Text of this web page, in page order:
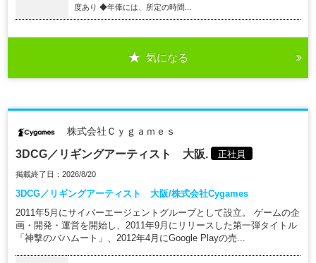
度あり ◆年俸には、所定の時間...
気になる
株式会社Ｃｙｇａｍｅｓ
3DCG／リギングアーティスト 大阪. 正社員
掲載終了日：2026/8/20
3DCG／リギングアーティスト 大阪/株式会社Cygames
2011年5月にサイバーエージェントグループとして設立。 ゲームの企
画・開発・運営を開始し、2011年9月にリリースした第一弾タイトル
「神撃のバハムート」、2012年4月にGoogle Playの売...